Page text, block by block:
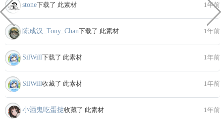
stone下载了 此素材 1年前
陈成汉_Tony_Chan下载了 此素材 1年前
SilWill下载了 此素材 1年前
SilWill收藏了 此素材 1年前
小酒鬼吃蛋挞收藏了 此素材 1年前